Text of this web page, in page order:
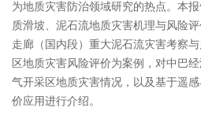
为地质灾害防治领域研究的热点。本
质滑坡、泥石流地质灾害机理与风险
走廊（国内段）重大泥石流灾害考察
区地质灾害风险评价为案例，对中巴
气开采区地质灾害情况，以及基于遥
价应用进行介绍。